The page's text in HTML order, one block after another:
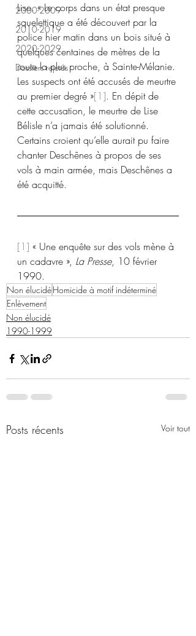
2000-2009
2010-2019
2020-2029
Dossiers rejetés
Lise. « Le corps dans un état presque
squelettique a été découvert par la
police hier matin dans un bois situé à
quelques centaines de mètres de la
route la plus proche, à Sainte-Mélanie.
Les suspects ont été accusés de meurtre
au premier degré »[1]. En dépit de
cette accusation, le meurtre de Lise
Bélisle n’a jamais été solutionné.
Certains croient qu’elle aurait pu faire
chanter Deschênes à propos de ses
vols à main armée, mais Deschênes a
été acquitté.
[1] « Une enquête sur des vols mène à
un cadavre », La Presse, 10 février
1990.
Non élucidéHomicide à motif indéterminé
Enlèvement
Non élucidé
1990-1999
Posts récents Voir tout